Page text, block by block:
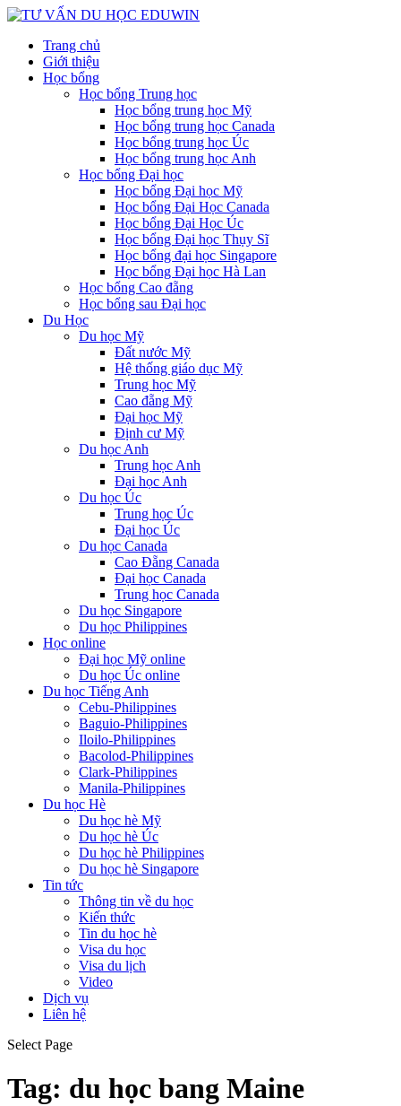
Trang chủ
Giới thiệu
Học bổng
Học bổng Trung học
Học bổng trung học Mỹ
Học bổng trung học Canada
Học bổng trung học Úc
Học bổng trung học Anh
Học bổng Đại học
Học bổng Đại học Mỹ
Học bổng Đại Học Canada
Học bổng Đại Học Úc
Học bổng Đại học Thụy Sĩ
Học bổng đại học Singapore
Học bổng Đại học Hà Lan
Học bổng Cao đẵng
Học bổng sau Đại học
Du Học
Du học Mỹ
Đất nước Mỹ
Hệ thống giáo dục Mỹ
Trung học Mỹ
Cao đẵng Mỹ
Đại học Mỹ
Định cư Mỹ
Du học Anh
Trung học Anh
Đại học Anh
Du học Úc
Trung học Úc
Đại học Úc
Du học Canada
Cao Đẵng Canada
Đại học Canada
Trung học Canada
Du học Singapore
Du học Philippines
Học online
Đại học Mỹ online
Du học Úc online
Du học Tiếng Anh
Cebu-Philippines
Baguio-Philippines
Iloilo-Philippines
Bacolod-Philippines
Clark-Philippines
Manila-Philippines
Du học Hè
Du học hè Mỹ
Du học hè Úc
Du học hè Philippines
Du học hè Singapore
Tin tức
Thông tin về du học
Kiến thức
Tin du học hè
Visa du học
Visa du lịch
Video
Dịch vụ
Liên hệ
Select Page
Tag: du học bang Maine